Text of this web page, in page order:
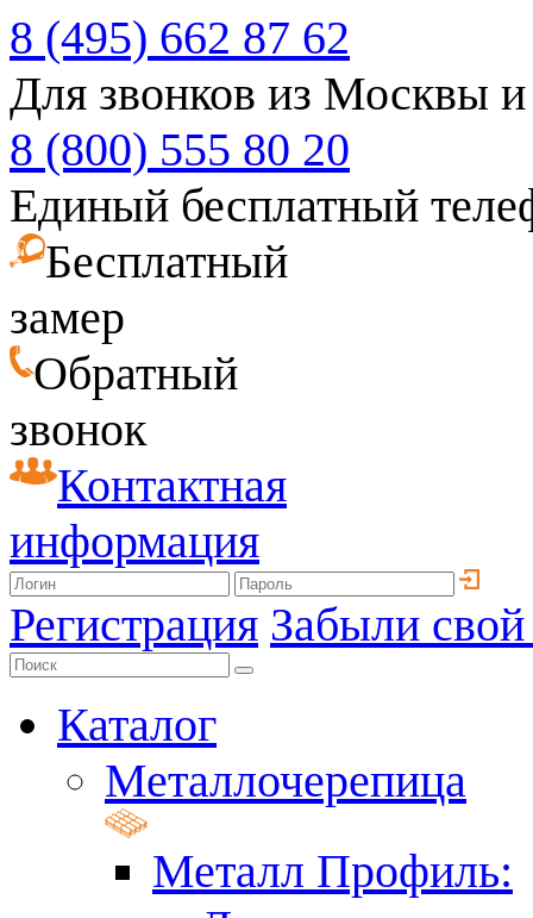
8 (495) 662 87 62
Для звонков из Москвы
8 (800) 555 80 20
Единый бесплатный
Бесплатный
замер
Обратный
звонок
Контактная
информация
Регистрация Забыли
Каталог
Металлочерепица
Металл Профиль: